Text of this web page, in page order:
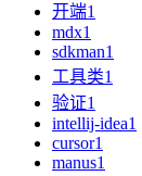
开端1
mdx1
sdkman1
工具类1
验证1
intellij-idea1
cursor1
manus1